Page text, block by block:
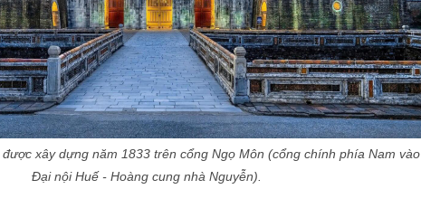
xây dựng năm 1833 trên cổng Ngọ Môn (cổng chính phía Nam vào
Đại nội Huế - Hoàng cung nhà Nguyễn).